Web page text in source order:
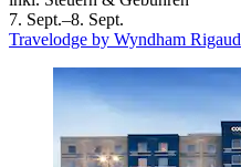
7. Sept.–8. Sept.
Travelodge by Wyndham Rigaud